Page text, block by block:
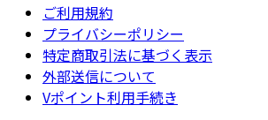
ご利用規約
プライバシーポリシー
特定商取引法に基づく表示
外部送信について
Vポイント利用手続き